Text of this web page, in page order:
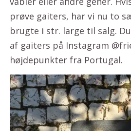
prøve gaiters, har vi nu to
brugte i str. large til salg.
af gaiters på Instagram
højdepunkter fra Portugal.